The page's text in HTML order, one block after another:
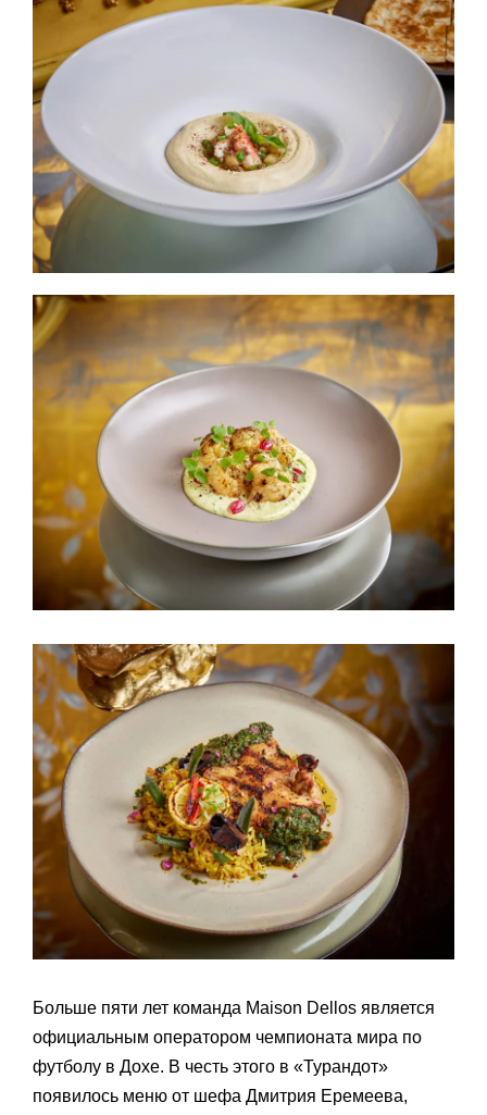
Больше пяти лет команда Maison Dellos является
официальным оператором чемпионата мира по
футболу в Дохе. В честь этого в «Турандот»
появилось меню от шефа Дмитрия Еремеева,